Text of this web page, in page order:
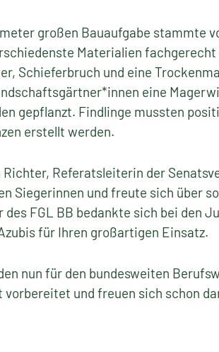
großen Bauaufgabe stammte
Materialien
Schieferbruch und eine
eine
gepflanzt. Findlinge mussten
erstellt werden.
Referatsleiterin der
Siegerinnen und freute sich über
FGL BB bedankte sich bei den
für Ihren großartigen Einsatz.
nun für den bundesweiten
und freuen sich schon